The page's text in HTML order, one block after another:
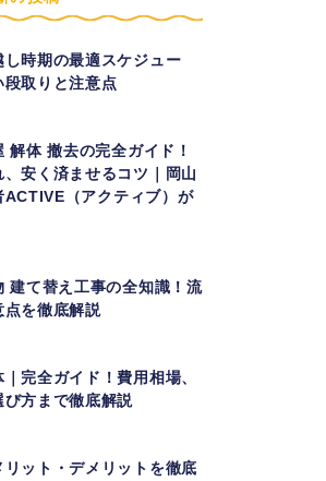
時期の最適スケジュー
段取りと注意点
解体 撤去の完全ガイド！
安く済ませるコツ｜岡山
ACTIVE（アクティブ）が
建て替え工事の全知識！流
を徹底解説
完全ガイド！費用相場、
方まで徹底解説
ット・デメリットを徹底